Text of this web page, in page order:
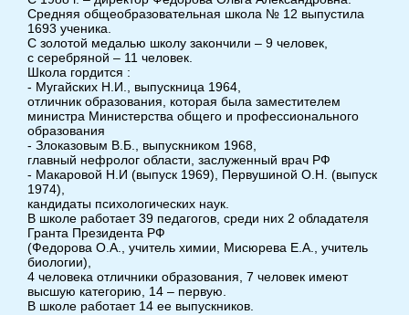
Средняя общеобразовательная школа № 12 выпустила
1693 ученика.
С золотой медалью школу закончили – 9 человек,
с серебряной – 11 человек.
Школа гордится :
- Мугайских Н.И., выпускница 1964,
отличник образования, которая была заместителем
министра Министерства общего и профессионального
образования
- Злоказовым В.Б., выпускником 1968,
главный нефролог области, заслуженный врач РФ
- Макаровой Н.И (выпуск 1969), Первушиной О.Н. (выпуск
1974),
кандидаты психологических наук.
В школе работает 39 педагогов, среди них 2 обладателя
Гранта Президента РФ
(Федорова О.А., учитель химии, Мисюрева Е.А., учитель
биологии),
4 человека отличники образования, 7 человек имеют
высшую категорию, 14 – первую.
В школе работает 14 ее выпускников.